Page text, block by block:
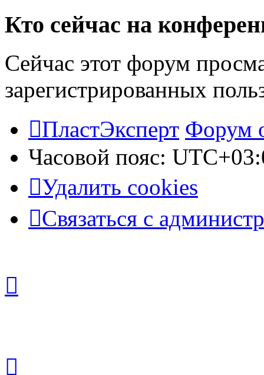
Кто сейчас на
Сейчас этот форум
зарегистрированных
ПластЭксперт Форум
Часовой пояс:
Удалить cookies
Связаться с